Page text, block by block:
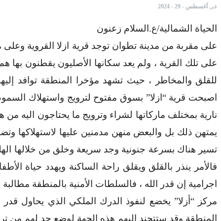
في أغسطس - 29 - 2024
الحياة الشمالية/ع.السلام زعنون
على تلك القرية ، ولم يعد سكانها الأصليون يقطنون
للقلق والمخاطر ، حيث تشهد مؤخرا المنطقة توافد
اصبحت قرية “ازلا” بسوق مفتوح لترويج واستهلاك
نارية بمختلف ماركاتها لشراء وترويج ما يحتاجون اليه
يمتهن ذلك بل والبعض منهن مدمنين عليها لاستهلاكها
تسير هناك بسرعة جنونية وجد سريعة وخلق من خلالها
فالأمر ينذر بالقلق ويقلق راحة الساكنة ويهدد حياة
اجرامية إن قدر الله ، فالسلطات الأمنية بالمنطقة
مركز “أزلا” يخضع لنفوذ الدرك الملكي الذي يحاول
المنطقة وقد ستتجند اليهم هذه الجهة لوضع حد لهم من